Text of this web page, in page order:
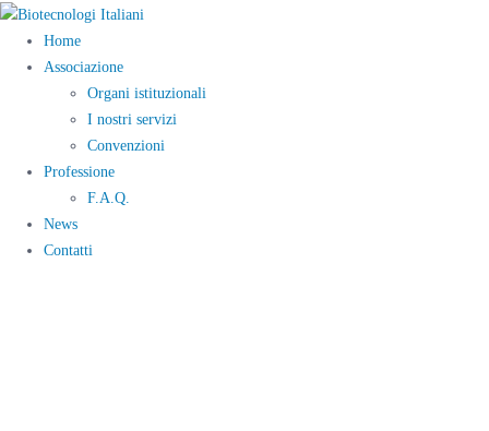
Home
Associazione
Organi istituzionali
I nostri servizi
Convenzioni
Professione
F.A.Q.
News
Contatti